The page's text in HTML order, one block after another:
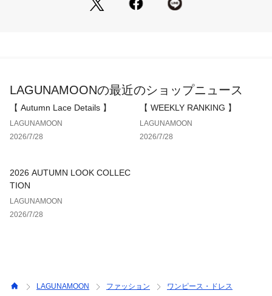
-----------------------------------
ポケット：あり
ジップ：あり
LAGUNAMOONの最近のショップニュース
【 Autumn Lace Details 】
LAGUNAMOON
2026/7/28
【 WEEKLY RANKING 】
LAGUNAMOON
2026/7/28
2026 AUTUMN LOOK COLLEC
TION
LAGUNAMOON
2026/7/28
LAGUNAMOON ファッション
ワンピース・ドレス